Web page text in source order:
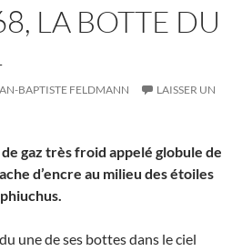
LA BOTTE DU
BAPTISTE FELDMANN
LAISSER UN
gaz très froid appelé globule de
d’encre au milieu des étoiles
une de ses bottes dans le ciel